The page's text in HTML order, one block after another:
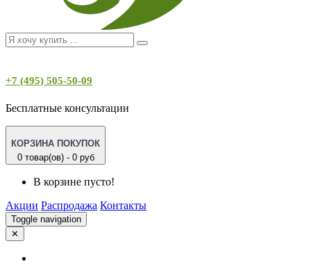
+7 (495) 505-50-09
Бесплатные консультации
КОРЗИНА ПОКУПОК
0 товар(ов) - 0 руб
В корзине пусто!
Акции Распродажа Контакты
Toggle navigation
✕